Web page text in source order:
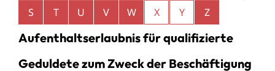
S
T U V W X Y Z
Aufenthaltserlaubnis für qualifizierte
Geduldete zum Zweck der Beschäftigung